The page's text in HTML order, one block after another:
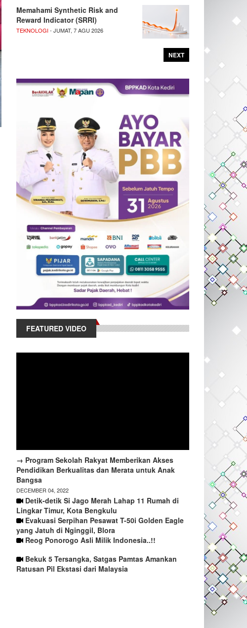
Memahami Synthetic Risk and
Reward Indicator (SRRI)
TEKNOLOGI- JUMAT, 7 AGU 2026
NEXT
FEATURED VIDEO
→ Program Sekolah Rakyat Memberikan Akses
Pendidikan Berkualitas dan Merata untuk Anak
Bangsa
DECEMBER 04, 2022
Detik-detik Si Jago Merah Lahap 11 Rumah di
Lingkar Timur, Kota Bengkulu
Evakuasi Serpihan Pesawat T-50i Golden Eagle
yang Jatuh di Nginggil, Blora
Reog Ponorogo Asli Milik Indonesia..!!
Bekuk 5 Tersangka, Satgas Pamtas Amankan
Ratusan Pil Ekstasi dari Malaysia